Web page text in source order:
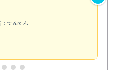
でんでん